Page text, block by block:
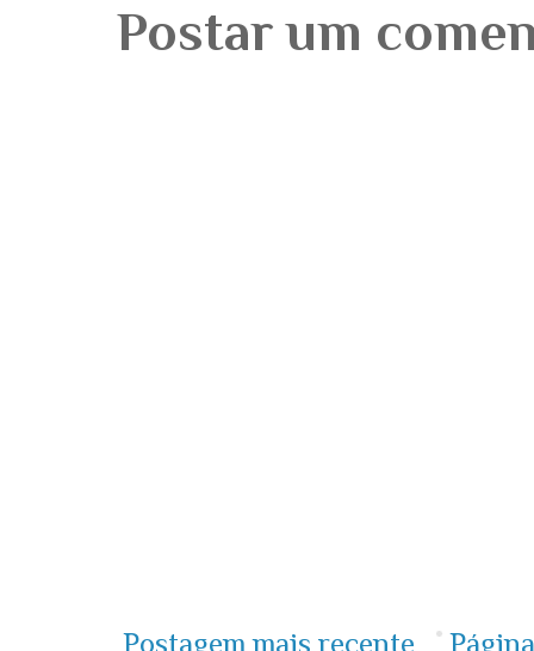
Postar um
Postagem mais recente